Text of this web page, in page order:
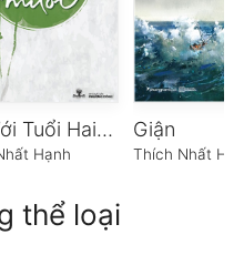
Nói Với Tuổi Hai Mươi
Hạnh
Giận
Thích Nhất
thể loại